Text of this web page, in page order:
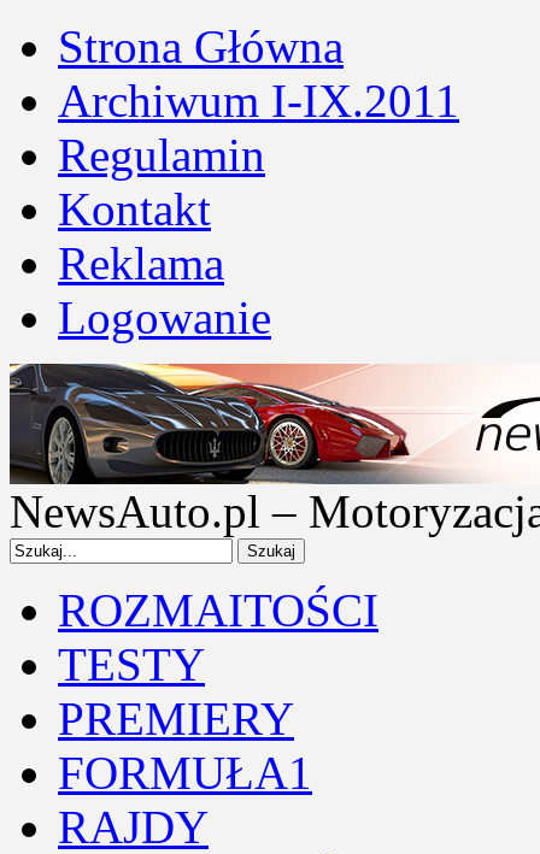
Strona Główna
Archiwum I-IX.2011
Regulamin
Kontakt
Reklama
Logowanie
NewsAuto.pl –
ROZMAITOŚCI
TESTY
PREMIERY
FORMUŁA1
RAJDY